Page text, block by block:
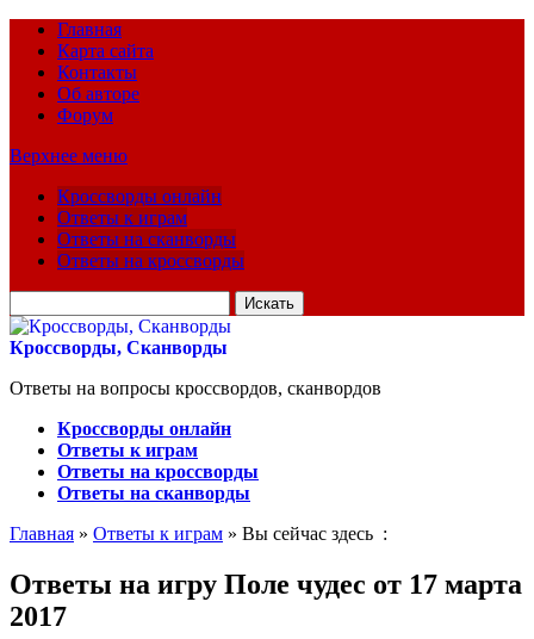
Главная
Карта сайта
Контакты
Об авторе
Форум
Верхнее меню
Кроссворды онлайн
Ответы к играм
Ответы на сканворды
Ответы на кроссворды
для:
Кроссворды, Сканворды
Ответы на вопросы кроссвордов, сканвордов
Кроссворды онлайн
Ответы к играм
Ответы на кроссворды
Ответы на сканворды
Главная » Ответы к играм » Вы сейчас здесь :
Ответы на игру Поле чудес от 17 марта
2017